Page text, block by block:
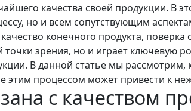
качества своей продукции. В
но и всем сопутствующим
конечного продукта, поверка
зрения, но и играет ключевую
В данной статье мы рассмотрим,
этим процессом может привести к
с качеством